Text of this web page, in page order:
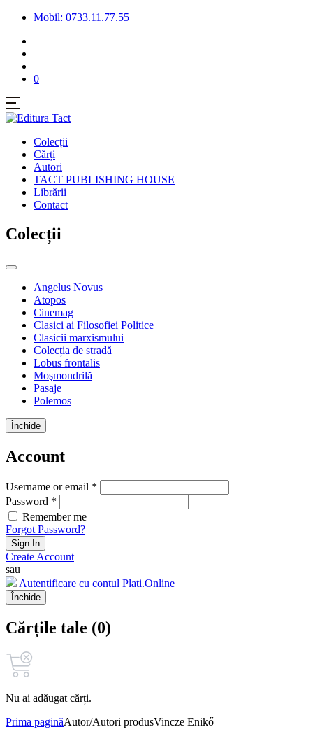
Mobil: 0733.11.77.55
0
Colecții
Cărți
Autori
TACT PUBLISHING HOUSE
Librării
Contact
Colecții
Angelus Novus
Atopos
Cinemag
Clasici ai Filosofiei Politice
Clasicii marxismului
Colecția de stradă
Lobus frontalis
Moşmondrilă
Pasaje
Polemos
Închide
Account
Username or email *
Password *
Remember me
Forgot Password?
Sign In
Create Account
sau
Autentificare cu contul Plati.Online
Închide
Cărțile tale (0)
Nu ai adăugat cărți.
Prima paginăAutor/Autori produsVincze Enikő